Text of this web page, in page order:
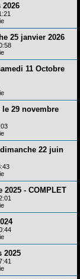
25 janvier 2026
11 Octobre
29 novembre
22 juin
2025 - COMPLET
2025